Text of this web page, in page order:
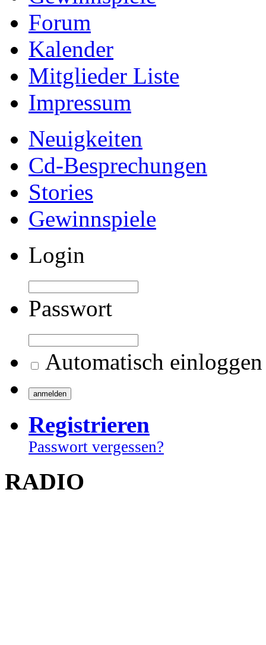
Forum
Kalender
Mitglieder Liste
Impressum
Neuigkeiten
Cd-Besprechungen
Stories
Gewinnspiele
Login
Passwort
Automatisch einloggen
Registrieren
Passwort vergessen?
RADIO